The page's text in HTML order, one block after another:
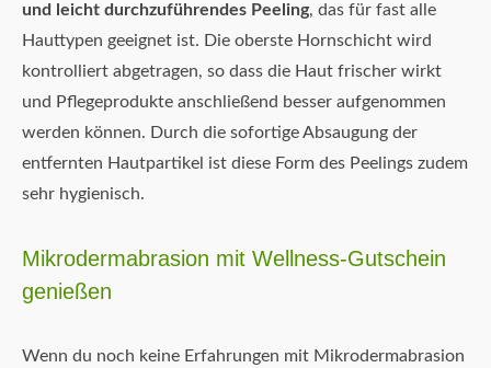
und leicht durchzuführendes Peeling, das für fast alle
Hauttypen geeignet ist. Die oberste Hornschicht wird
kontrolliert abgetragen, so dass die Haut frischer wirkt
und Pflegeprodukte anschließend besser aufgenommen
werden können. Durch die sofortige Absaugung der
entfernten Hautpartikel ist diese Form des Peelings zudem
sehr hygienisch.
Mikrodermabrasion mit Wellness-Gutschein
genießen
Wenn du noch keine Erfahrungen mit Mikrodermabrasion